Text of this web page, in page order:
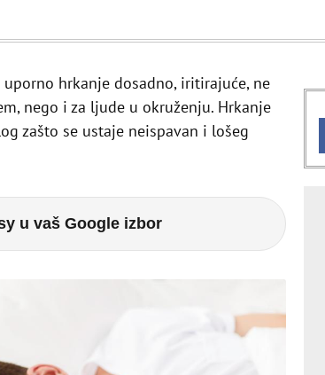
hrkanje dosadno, iritirajuće, ne
nego i za ljude u okruženju. Hrkanje
zašto se ustaje neispavan i lošeg
u vaš Google izbor